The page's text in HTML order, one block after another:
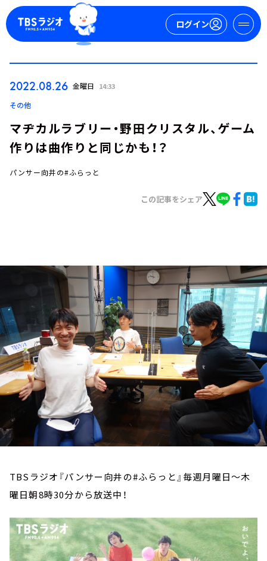
ログイン
お知らせ
イベント・グッズ
YouTube
会社情報
2022.08.26 金曜日 14:33
その他
マヂカルラブリー・野田クリスタル、ゲーム
作りは曲作りと同じかも！？
パンサー向井の#ふらっと
この記事をシェア
TBSラジオ『パンサー向井の#ふらっと』毎週月曜日～木
曜日朝8時30分から放送中！